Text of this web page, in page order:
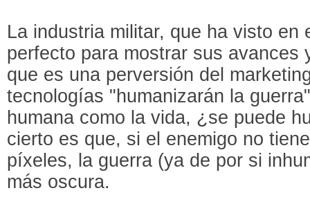
La industria militar, que ha visto en
perfecto para mostrar sus avances
que es una perversión del
tecnologías "humanizarán la
humana como la vida, ¿se puede
cierto es que, si el enemigo no
píxeles, la guerra (ya de por si
más oscura.